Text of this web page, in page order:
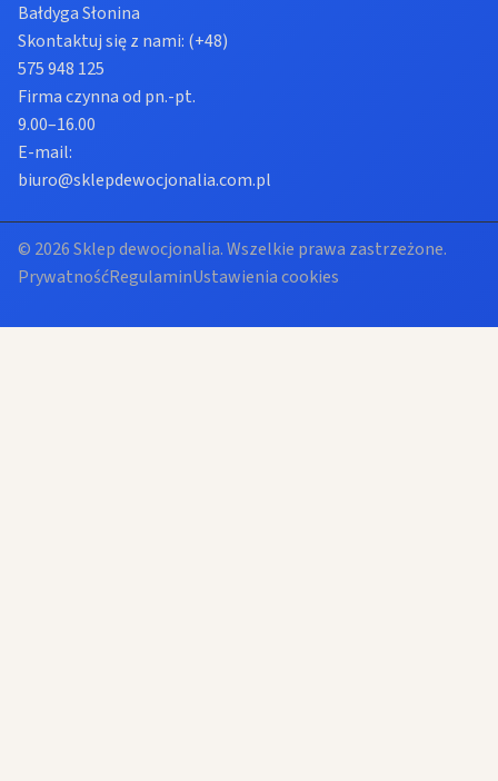
Bałdyga Słonina
Skontaktuj się z nami: (+48)
575 948 125
Firma czynna od pn.-pt.
9.00–16.00
E-mail:
biuro@sklepdewocjonalia.com.pl
© 2026 Sklep dewocjonalia. Wszelkie prawa zastrzeżone.
PrywatnośćRegulaminUstawienia cookies